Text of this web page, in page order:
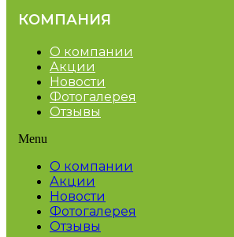
КОМПАНИЯ
О компании
Акции
Новости
Фотогалерея
Отзывы
Menu
О компании
Акции
Новости
Фотогалерея
Отзывы